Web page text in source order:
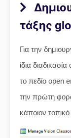
τάξης
Για την
ίδια
το πεδίο open
την πρώτη
κάποιον